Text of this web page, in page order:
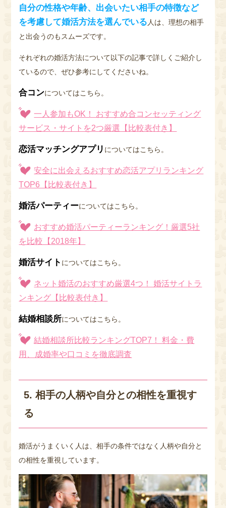
自分の性格や年齢、出会いたい相手の特徴など
を考慮して婚活方法を選んでいる 人は、理想の相手
と出会うのもスムーズです。
それぞれの婚活方法について以下の記事で詳しくご紹介し
ているので、ぜひ参考にしてくださいね。
合コンについてはこちら。
一人参加もOK！ おすすめ合コンセッティング
サービス・サイトを2つ厳選【比較表付き】
恋活マッチングアプリ についてはこちら。
安全に出会えるおすすめ恋活アプリランキング
TOP6【比較表付き】
婚活パーティーについてはこちら。
おすすめ婚活パーティーランキング！厳選5社
を比較【2018年】
婚活サイト についてはこちら。
ネット婚活のおすすめ厳選4つ！ 婚活サイトラ
ンキング【比較表付き】
結婚相談所についてはこちら。
結婚相談所比較ランキングTOP7！ 料金・費
用、成婚率や口コミを徹底調査
5. 相手の人柄や自分との相性を重視す
る
婚活がうまくいく人は、相手の条件ではなく人柄や自分と
の相性を重視しています。